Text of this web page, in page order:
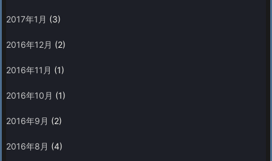
2017年1月 (3)
2016年12月 (2)
2016年11月 (1)
2016年10月 (1)
2016年9月 (2)
2016年8月 (4)